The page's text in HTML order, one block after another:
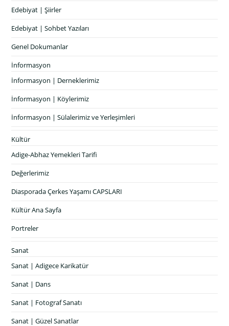
Edebiyat | Şiirler
Edebiyat | Sohbet Yazıları
Genel Dokumanlar
İnformasyon
İnformasyon | Derneklerimiz
İnformasyon | Köylerimiz
İnformasyon | Sülalerimiz ve Yerleşimleri
Kültür
Adige-Abhaz Yemekleri Tarifi
Değerlerimiz
Diasporada Çerkes Yaşamı CAPSLARI
Kültür Ana Sayfa
Portreler
Sanat
Sanat | Adigece Karikatür
Sanat | Dans
Sanat | Fotograf Sanatı
Sanat | Güzel Sanatlar